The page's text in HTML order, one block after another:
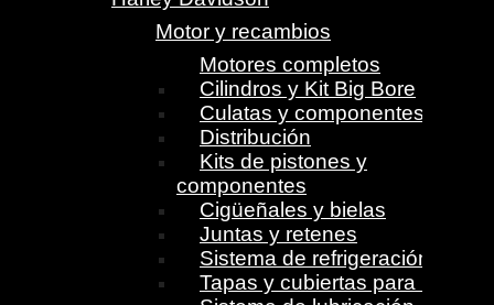
Motor y recambios
Motores completos
Cilindros y Kit Big Bore
Culatas y componentes
Distribución
Kits de pistones y
componentes
Cigüeñales y bielas
Juntas y retenes
Sistema de refrigeración
Tapas y cubiertas para motor